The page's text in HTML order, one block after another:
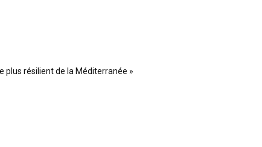
plus résilient de la Méditerranée »